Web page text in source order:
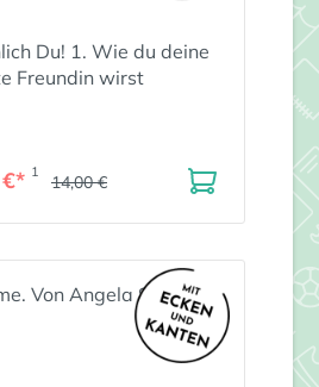
Du! 1. Wie du deine
Freundin wirst
1 14,00 €